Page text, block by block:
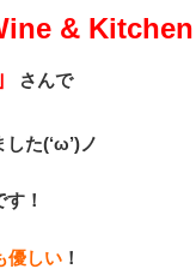
& Kitchen
さんで
た(‘ω’)ノ
す！
優しい ！